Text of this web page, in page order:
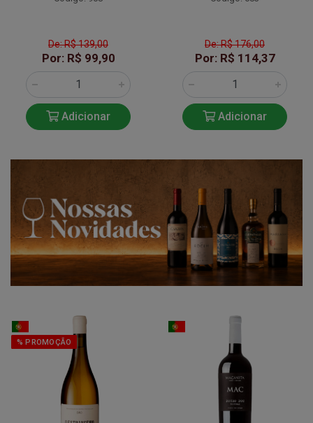
De: R$ 139,00
Por: R$ 99,90
Adicionar
De: R$ 176,00
Por: R$ 114,37
Adicionar
% PROMOÇÃO